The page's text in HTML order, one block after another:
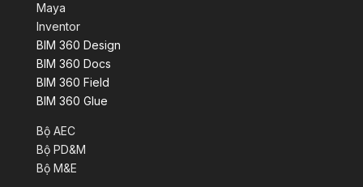
Maya
Inventor
BIM 360 Design
BIM 360 Docs
BIM 360 Field
BIM 360 Glue
Bộ AEC
Bộ PD&M
Bộ M&E